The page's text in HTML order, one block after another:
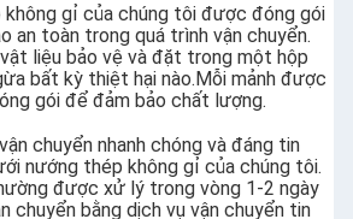
gỉ của chúng tôi được đóng gói
an toàn trong quá trình vận chuyển.
liệu bảo vệ và đặt trong một hộp
bất kỳ thiệt hại nào.Mỗi mảnh được
gói để đảm bảo chất lượng.
chuyển nhanh chóng và đáng tin
nướng thép không gỉ của chúng tôi.
được xử lý trong vòng 1-2 ngày
chuyển bằng dịch vụ vận chuyển tin